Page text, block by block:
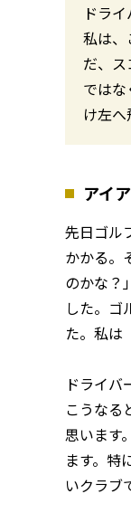
ドラ
私は、
だ、
では
け左
アイ
先日ゴル
かかる。
のかな？
した。ゴ
た。私は
ドライバ
こうなる
思います
ます。特
いクラブ